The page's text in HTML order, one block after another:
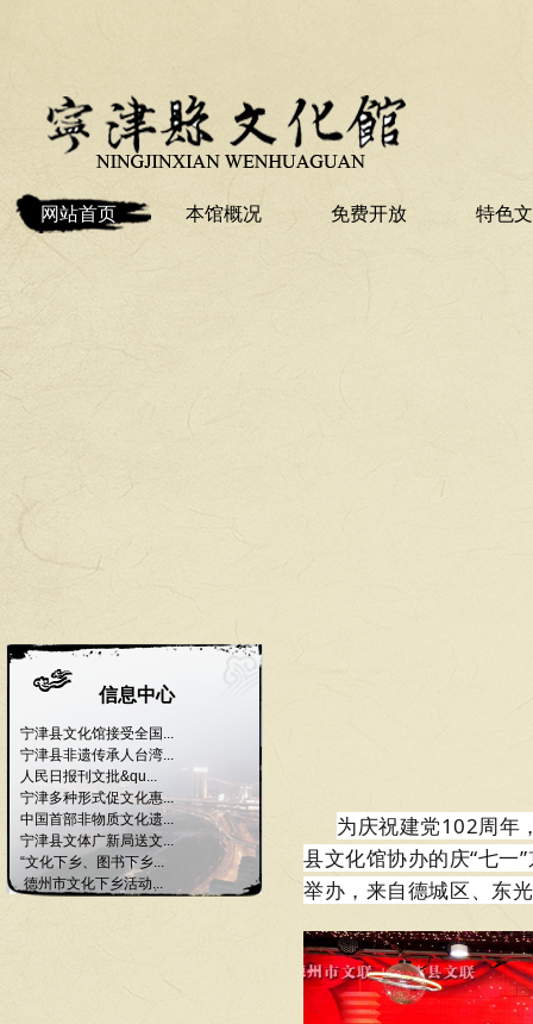
网站首页 本馆概况 免费开放 特色
信息中心
宁津县文化馆接受全国...
宁津县非遗传承人台湾...
人民日报刊文批&qu...
宁津多种形式促文化惠...
中国首部非物质文化遗...
宁津县文体广新局送文...
“文化下乡、图书下乡...
德州市文化下乡活动...
为庆祝建党102周年
县文化馆协办的庆“七一
举办， 来自德城区、 东